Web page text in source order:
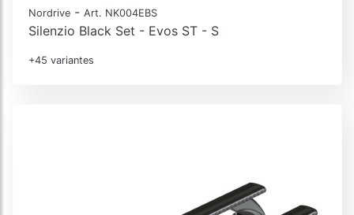
Nordrive - Art. NK004EBS
Silenzio Black Set - Evos ST - S
+45 variantes